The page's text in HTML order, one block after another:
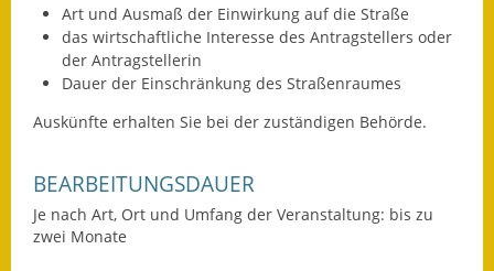
Landessanierungsprogramm
Gebäuden
Hochwassergefahrenkarte
Gemeindehalle und
Art und Ausmaß der Einwirkung auf die Straße
das wirtschaftliche Interesse des Antragstellers oder
der Antragstellerin
Dauer der Einschränkung des Straßenraumes
Auskünfte erhalten Sie bei der zuständigen Behörde.
BEARBEITUNGSDAUER
Je nach Art, Ort und Umfang der Veranstaltung: bis zu
zwei Monate